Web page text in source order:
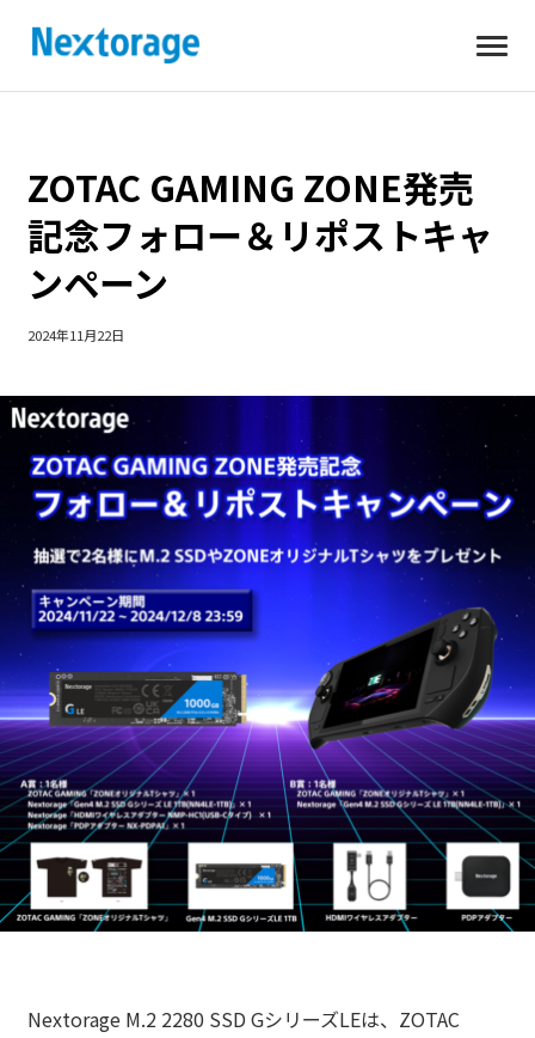
く
ZOTAC GAMING ZONE発売
記念フォロー＆リポストキャ
ンペーン
2024年11月22日
Nextorage M.2 2280 SSD GシリーズLEは、ZOTAC